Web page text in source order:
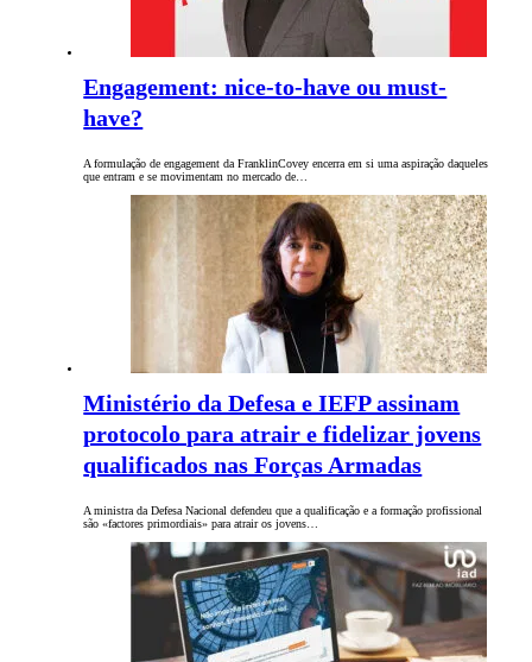
Engagement: nice-to-have ou must-
have?
A formulação de engagement da FranklinCovey encerra em si uma aspiração daqueles
que entram e se movimentam no mercado de…
Ministério da Defesa e IEFP assinam
protocolo para atrair e fidelizar jovens
qualificados nas Forças Armadas
A ministra da Defesa Nacional defendeu que a qualificação e a formação profissional
são «factores primordiais» para atrair os jovens…